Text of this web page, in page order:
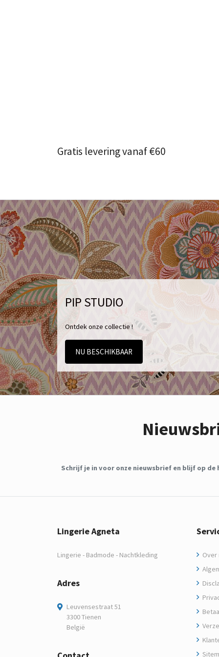
Gratis levering vanaf €60
PIP STUDIO
Ontdek onze collectie !
NU BESCHIKBAAR
Schrijf je in voor onze nieuwsbrief en blijf op
Lingerie Agneta
Lingerie - Badmode - Nachtkleding
Adres
Leuvensestraat 51
3300 Tienen
België
Over